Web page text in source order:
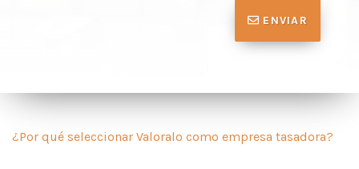
ENVIAR
¿Por qué seleccionar Valoralo como empresa tasadora?